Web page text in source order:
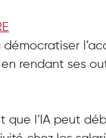
démocratiser
rendant ses
que l’IA peut